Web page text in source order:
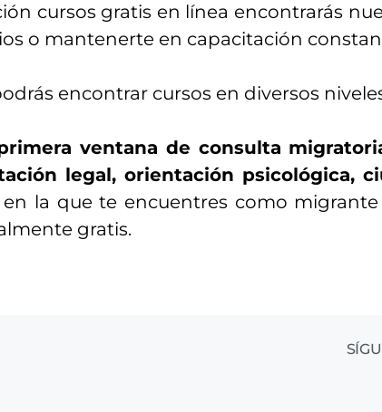
cursos gratis en línea encontrarás
o mantenerte en capacitación
encontrar cursos en diversos
ventana de consulta
legal, orientación psicológica,
la que te encuentres como
gratis.